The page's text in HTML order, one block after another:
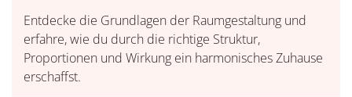
Entdecke die Grundlagen der Raumgestaltung und
erfahre, wie du durch die richtige Struktur,
Proportionen und Wirkung ein harmonisches Zuhause
erschaffst.